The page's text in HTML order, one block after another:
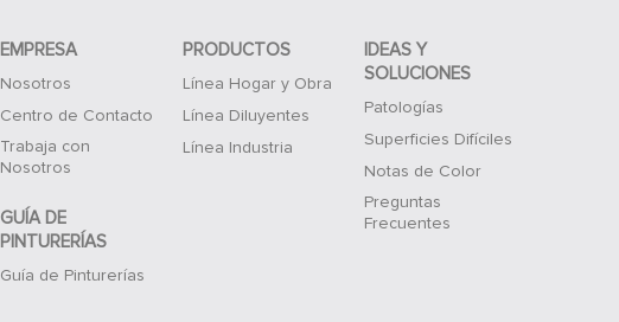
EMPRESA
Nosotros
Centro de Contacto
Trabaja con
Nosotros
GUÍA DE
PINTURERÍAS
Guía de Pinturerías
PRODUCTOS
Línea Hogar y Obra
Línea Diluyentes
Línea Industria
IDEAS Y
SOLUCIONES
Patologías
Superficies Difíciles
Notas de Color
Preguntas
Frecuentes